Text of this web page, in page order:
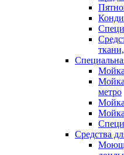
метро
Мойка
Средства